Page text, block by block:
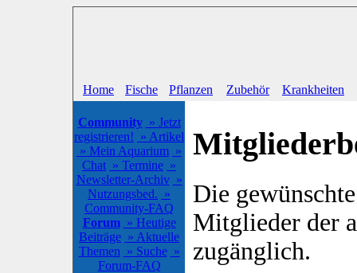
Home Fische Pflanzen Zubehör Krankheiten
Community » Jetzt
registrieren! » Artikel
» Mein Aquarium »
Chat » Termine »
Newsletter-Archiv »
Nutzungsbed. »
Community-FAQ
Forum » Heutige
Beiträge » Aktuelle
Themen » Suche »
Forum-FAQ
Die
Mitglieder der
zugänglich.